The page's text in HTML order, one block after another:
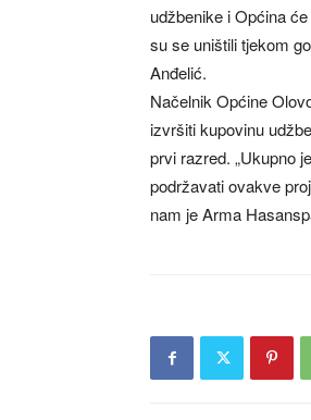
udžbenike i Općina
su se uništili tjekom
Anđelić.
Načelnik Općine
izvršiti kupovinu
prvi razred. „Ukupno
podržavati ovakve
nam je Arma